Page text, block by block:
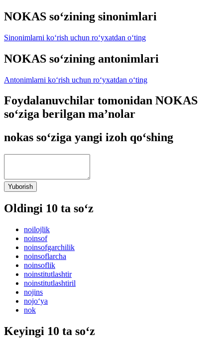
NOKAS so‘zining sinonimlari
Sinonimlarni ko‘rish uchun ro‘yxatdan o‘ting
NOKAS so‘zining antonimlari
Antonimlarni ko‘rish uchun ro‘yxatdan o‘ting
Foydalanuvchilar tomonidan NOKAS
so‘ziga berilgan ma’nolar
nokas so‘ziga yangi izoh qo‘shing
Yuborish
Oldingi 10 ta so‘z
noilojlik
noinsof
noinsofgarchilik
noinsoflarcha
noinsoflik
noinstitutlashtir
noinstitutlashtiril
nojins
nojo‘ya
nok
Keyingi 10 ta so‘z